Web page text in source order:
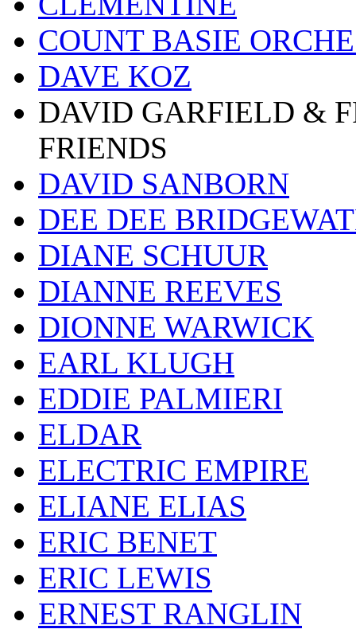
COUNT BASIE
DAVE KOZ
DAVID GARFIELD &
FRIENDS
DAVID SANBORN
DEE DEE
DIANE SCHUUR
DIANNE REEVES
DIONNE WARWICK
EARL KLUGH
EDDIE PALMIERI
ELDAR
ELECTRIC EMPIRE
ELIANE ELIAS
ERIC BENET
ERIC LEWIS
ERNEST RANGLIN